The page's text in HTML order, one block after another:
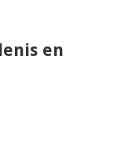
en